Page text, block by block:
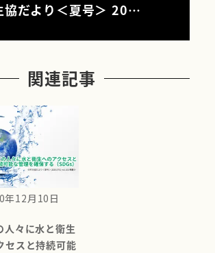
協だより＜夏号＞ 20…
関連記事
年12月10日
人々に水と衛生
セスと持続可能